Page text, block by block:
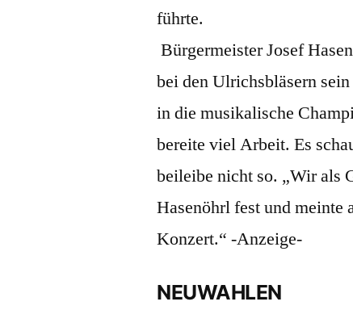
führte.
Bürgermeister Josef
bei den Ulrichsbläsern
in die musikalische
bereite viel Arbeit. Es
beileibe nicht so. „Wir als
Hasenöhrl fest und meinte
Konzert.“ -Anzeige-
NEUWAHLEN